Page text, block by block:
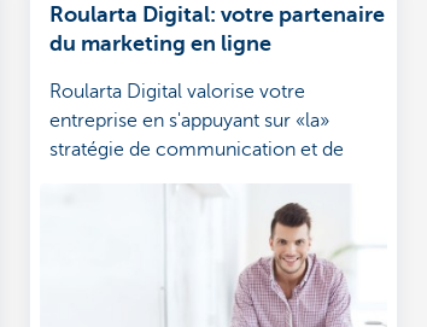
Roularta Digital: votre partenaire
du marketing en ligne
Roularta Digital valorise votre
entreprise en s'appuyant sur «la»
stratégie de communication et de